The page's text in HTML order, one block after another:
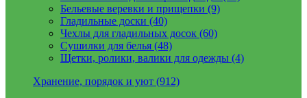
Бельевые веревки и прищепки (9)
Гладильные доски (40)
Чехлы для гладильных досок (60)
Сушилки для белья (48)
Щетки, ролики, валики для одежды (4)
Хранение, порядок и уют (912)